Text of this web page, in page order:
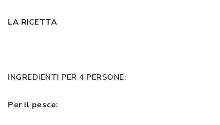
LA RICETTA
INGREDIENTI PER 4 PERSONE:
Per il pesce: